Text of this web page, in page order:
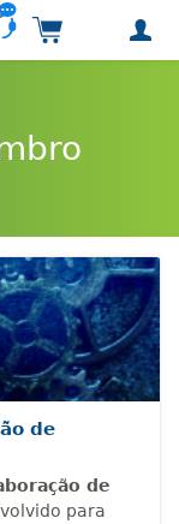
Carrinho de
de
de
para